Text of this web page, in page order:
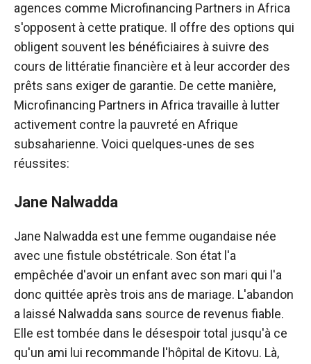
agences comme Microfinancing Partners in Africa
s'opposent à cette pratique. Il offre des options qui
obligent souvent les bénéficiaires à suivre des
cours de littératie financière et à leur accorder des
prêts sans exiger de garantie. De cette manière,
Microfinancing Partners in Africa travaille à lutter
activement contre la pauvreté en Afrique
subsaharienne. Voici quelques-unes de ses
réussites:
Jane Nalwadda
Jane Nalwadda est une femme ougandaise née
avec une fistule obstétricale. Son état l'a
empêchée d'avoir un enfant avec son mari qui l'a
donc quittée après trois ans de mariage. L'abandon
a laissé Nalwadda sans source de revenus fiable.
Elle est tombée dans le désespoir total jusqu'à ce
qu'un ami lui recommande l'hôpital de Kitovu. Là,